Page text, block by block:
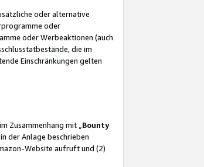
oder alternative
oder
oder Werbeaktionen (auch
die im
Einschränkungen gelten
Zusammenhang mit „ Bounty
der Anlage beschrieben
Website aufruft und (2)